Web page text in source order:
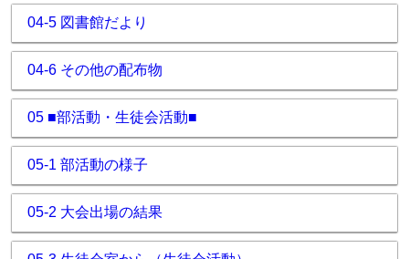
04-5 図書館だより
04-6 その他の配布物
05 ■部活動・生徒会活動■
05-1 部活動の様子
05-2 大会出場の結果